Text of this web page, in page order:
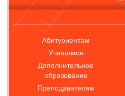
Абитуриентам
Учащимся
Дополнительное
образование
Преподавателям